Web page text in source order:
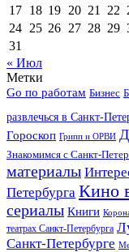
17 18 19 20 21 22
24 25 26 27 28 29
31
« Июл
Метки
Go по работам Бизнес
развлечься в Санкт-
Гороскоп Грипп и ОРВИ
Знакомимся с Санкт-
материалы
Петербурга Кино
сериалы Книги
театрах Санкт-Петербурга
Санкт-Петербурге